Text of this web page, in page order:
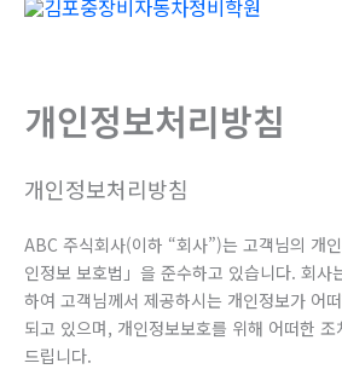
개인정보처리방침
개인정보처리방침
ABC 주식회사(이하 “회사”)는 고객님의 개
인정보 보호법」을 준수하고 있습니다. 회사
하여 고객님께서 제공하시는 개인정보가 어
되고 있으며, 개인정보보호를 위해 어떠한
드립니다.